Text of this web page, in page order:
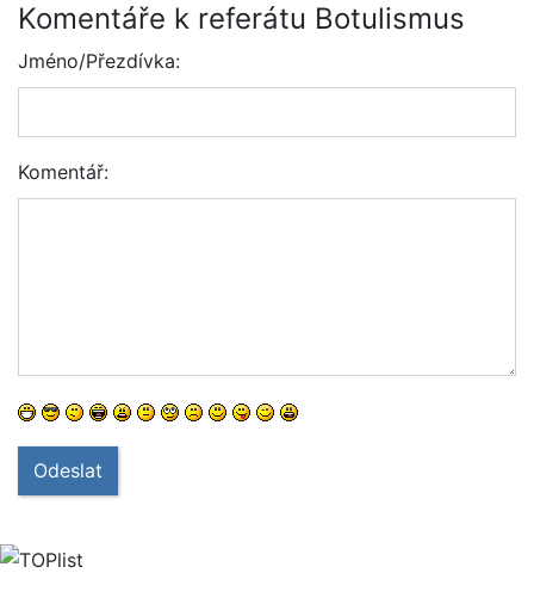
Komentáře k referátu Botulismus
Jméno/Přezdívka:
Komentář:
Odeslat